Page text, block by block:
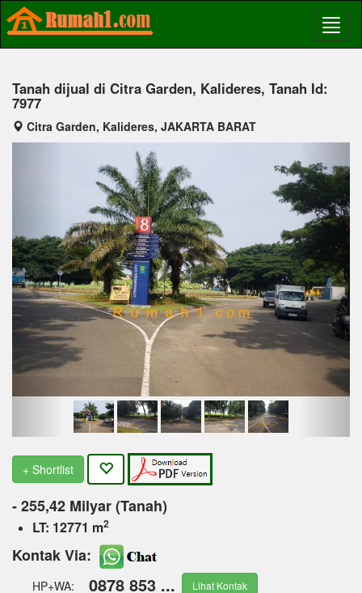
Tanah dijual di Citra Garden, Kalideres, Tanah Id:
7977
Citra Garden, Kalideres, JAKARTA BARAT
+ Shortlist
- 255,42 Milyar (Tanah)
LT: 12771 m2
Kontak Via:
HP+WA: 0878 853 ... Lihat Kontak